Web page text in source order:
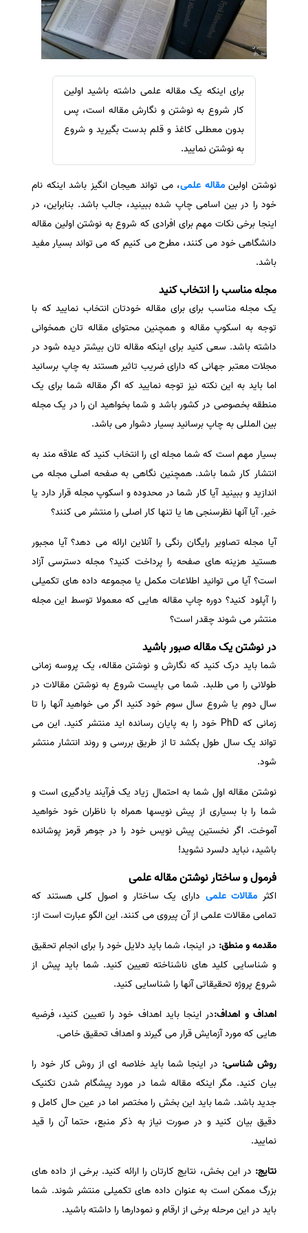
ترجمه عربی به فارسی
مشاهده همه زبان ها
سفارش ویرایش
سفارش پارافریز
سفارش فرمت‌بندی
سفارش کاهش کمیت
سفارش معرفی مجله
سفارش معرفی مقاله
سفارش معرفی کتاب
سفارش ترجمه مولتی‌مدیا
سفارش گویندگی
سفارش تولید محتوا
سفارش ترجمه همزمان
سفارش چکیده گرافیکی
سفارش تهیه کاورلتر
سفارش انگیزه‌نامه‌SOP
برای اینکه یک مقاله علمی داشته باشید اولین
کار شروع به نوشتن و نگارش مقاله است، پس
بدون معطلی کاغذ و قلم بدست بگیرید و شروع
به نوشتن نمایید.
نوشتن اولینمقاله علمی، می تواند هیجان انگیز باشد اینکه نام
خود را در بین اسامی چاپ شده ببینید، جالب باشد. بنابراین، در
اینجا برخی نکات مهم برای افرادی که شروع به نوشتن اولین مقاله
دانشگاهی خود می کنند، مطرح می کنیم که می تواند بسیار مفید
باشد.
مجله مناسب را انتخاب کنید
یک مجله مناسب برای برای مقاله خودتان انتخاب نمایید که با
توجه به اسکوپ مقاله و همچنین محتوای مقاله تان همخوانی
داشته باشد. سعی کنید برای اینکه مقاله تان بیشتر دیده شود در
مجلات معتبر جهانی که دارای ضریب تاثیر هستند به چاپ برسانید
اما باید به این نکته نیز توجه نمایید که اگر مقاله شما برای یک
منطقه بخصوصی در کشور باشد و شما بخواهید ان را در یک مجله
بین المللی به چاپ برسانید بسیار دشوار می باشد.
بسیار مهم است که شما مجله ای را انتخاب کنید که علاقه مند به
انتشار کار شما باشد. همچنین نگاهی به صفحه اصلی مجله می
اندازید و ببینید آیا کار شما در محدوده و اسکوپ مجله قرار دارد یا
خیر. آیا آنها نظرسنجی ها یا تنها کار اصلی را منتشر می کنند؟
آیا مجله تصاویر رایگان رنگی را آنلاین ارائه می دهد؟ آیا مجبور
هستید هزینه های صفحه را پرداخت کنید؟ مجله دسترسی آزاد
است؟ آیا می توانید اطلاعات مکمل یا مجموعه داده های تکمیلی
را آپلود کنید؟ دوره چاپ مقاله هایی که معمولا توسط این مجله
منتشر می شوند چقدر است؟
در نوشتن یک مقاله صبور باشید
شما باید درک کنید که نگارش و نوشتن مقاله، یک پروسه زمانی
طولانی را می طلبد. شما می بایست شروع به نوشتن مقالات در
سال دوم یا شروع سال سوم خود کنید اگر می خواهید آنها را تا
زمانی که PhD خود را به پایان رسانده اید منتشر کنید. این می
تواند یک سال طول بکشد تا از طریق بررسی و روند انتشار منتشر
شود.
نوشتن مقاله اول شما به احتمال زیاد یک فرآیند یادگیری است و
شما را با بسیاری از پیش نویسها همراه با ناظران خود خواهید
آموخت. اگر نخستین پیش نویس خود را در جوهر قرمز پوشانده
باشید، نباید دلسرد نشوید!
فرمول و ساختار نوشتن مقاله علمی
اکثر مقالات علمی دارای یک ساختار و اصول کلی هستند که
تمامی مقالات علمی از آن پیروی می کنند. این الگو عبارت است از:
مقدمه و منطق: در اینجا، شما باید دلایل خود را برای انجام تحقیق
و شناسایی کلید های ناشناخته تعیین کنید. شما باید پیش از
شروع پروژه تحقیقاتی آنها را شناسایی کنید.
اهداف و اهداف:در اینجا باید اهداف خود را تعیین کنید، فرضیه
هایی که مورد آزمایش قرار می گیرند و اهداف تحقیق خاص.
روش شناسی: در اینجا شما باید خلاصه ای از روش کار خود را
بیان کنید. مگر اینکه مقاله شما در مورد پیشگام شدن تکنیک
جدید باشد. شما باید این بخش را مختصر اما در عین حال کامل و
دقیق بیان کنید و در صورت نیاز به ذکر منبع، حتما آن را قید
نمایید.
نتایج: در این بخش، نتایج کارتان را ارائه کنید. برخی از داده های
بزرگ ممکن است به عنوان داده های تکمیلی منتشر شوند. شما
باید در این مرحله برخی از ارقام و نمودارها را داشته باشید.